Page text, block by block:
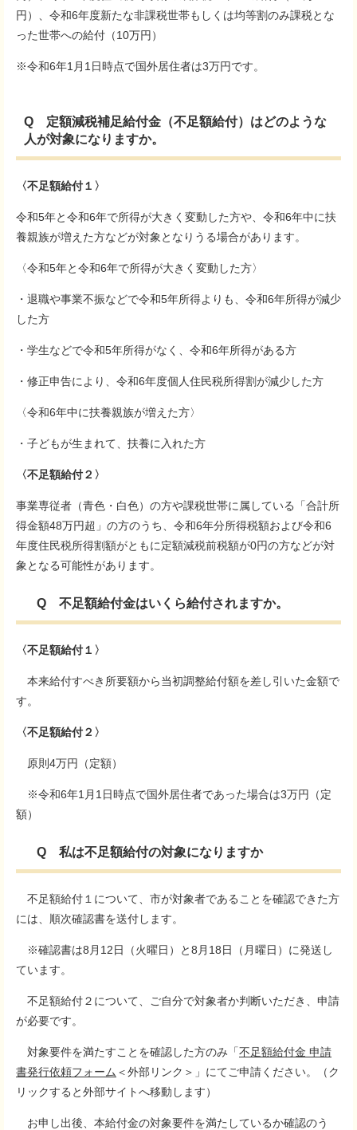
円）、令和6年度新たな非課税世帯もしくは均等割のみ課税とな
った世帯への給付（10万円）
※令和6年1月1日時点で国外居住者は3万円です。
Q 定額減税補足給付金（不足額給付）はどのような
人が対象になりますか。
〈不足額給付１〉
令和5年と令和6年で所得が大きく変動した方や、令和6年中に扶
養親族が増えた方などが対象となりうる場合があります。
〈令和5年と令和6年で所得が大きく変動した方〉
・退職や事業不振などで令和5年所得よりも、令和6年所得が減少
した方
・学生などで令和5年所得がなく、令和6年所得がある方
・修正申告により、令和6年度個人住民税所得割が減少した方
〈令和6年中に扶養親族が増えた方〉
・子どもが生まれて、扶養に入れた方
〈不足額給付２〉
事業専従者（青色・白色）の方や課税世帯に属している「合計所
得金額48万円超」の方のうち、令和6年分所得税額および令和6
年度住民税所得割額がともに定額減税前税額が0円の方などが対
象となる可能性があります。
Q 不足額給付金はいくら給付されますか。
〈不足額給付１〉
本来給付すべき所要額から当初調整給付額を差し引いた金額で
す。
〈不足額給付２〉
原則4万円（定額）
※令和6年1月1日時点で国外居住者であった場合は3万円（定
額）
Q 私は不足額給付の対象になりますか
不足額給付１について、市が対象者であることを確認できた方
には、順次確認書を送付します。
※確認書は8月12日（火曜日）と8月18日（月曜日）に発送し
ています。
不足額給付２について、ご自分で対象者か判断いただき、申請
が必要です。
対象要件を満たすことを確認した方のみ「不足額給付金 申請
書発行依頼フォーム ＜外部リンク＞ 」にてご申請ください。（ク
リックすると外部サイトへ移動します）
お申し出後、本給付金の対象要件を満たしているか確認のう